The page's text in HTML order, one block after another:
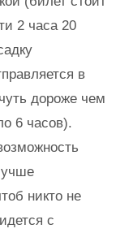
2 часа 20
в
дороже чем
6 часов).
никто не
с